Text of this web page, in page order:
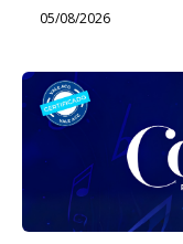
05/08/2026